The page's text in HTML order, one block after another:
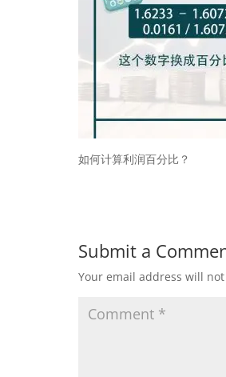
如何计算利润百分比？
Submit a
Your email address will